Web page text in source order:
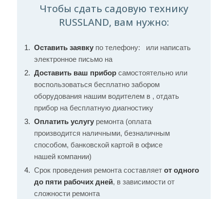
Чтобы сдать садовую технику
RUSSLAND, вам нужно:
Оставить заявку по телефону:
или написать
электронное письмо на
Доставить ваш прибор самостоятельно или
воспользоваться бесплатно забором
оборудования нашим водителем в , отдать
прибор на бесплатную диагностику
Оплатить услугу ремонта (оплата
производится наличными, безналичным
способом, банковской картой в офисе
нашей компании)
Срок проведения ремонта составляет от одного
до пяти рабочих дней, в зависимости от
сложности ремонта